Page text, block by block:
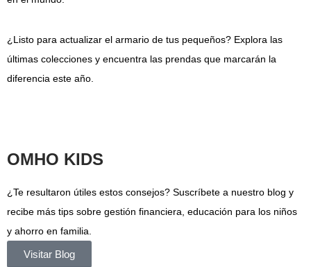
¿Listo para actualizar el armario de tus pequeños? Explora las
últimas colecciones y encuentra las prendas que marcarán la
diferencia este año.
OMHO KIDS
¿Te resultaron útiles estos consejos? Suscríbete a nuestro blog y
recibe más tips sobre gestión financiera, educación para los niños
y ahorro en familia.
Visitar Blog